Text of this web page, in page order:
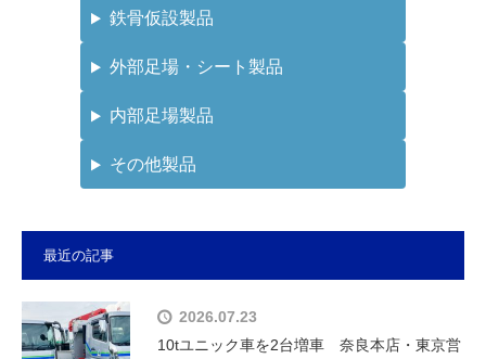
鉄骨仮設製品
外部足場・シート製品
内部足場製品
その他製品
最近の記事
2026.07.23
10tユニック車を2台増車 奈良本店・東京営